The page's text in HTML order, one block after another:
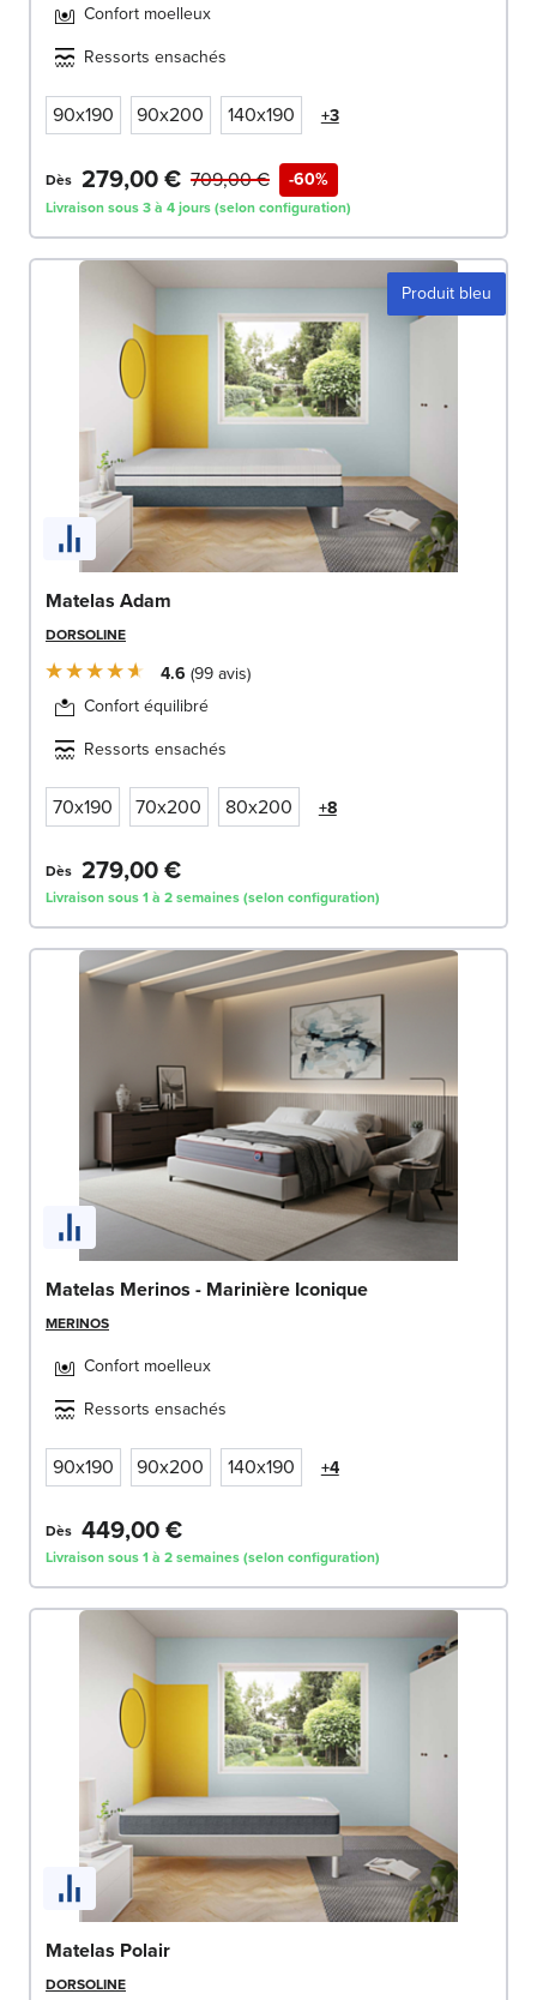
Confort moelleux
Ressorts ensachés
90x190 90x200 140x190 +3
Dès 279,00 € -60%
709,00 €
Livraison sous 3 à 4 jours (selon configuration)
Produit bleu
Matelas Adam
DORSOLINE
4.6 99avis
Confort équilibré
Ressorts ensachés
70x190 70x200 80x200 +8
Dès 279,00 €
Livraison sous 1 à 2 semaines (selon configuration)
Matelas Merinos - Marinière Iconique
MERINOS
Confort moelleux
Ressorts ensachés
90x190 90x200 140x190 +4
Dès 449,00 €
Livraison sous 1 à 2 semaines (selon configuration)
Matelas Polair
DORSOLINE